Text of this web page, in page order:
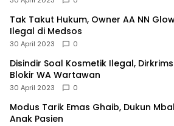
Tak Takut Hukum, Owner AA NN
Ilegal di Medsos
30 April 2023 0
Disindir Soal Kosmetik Ilegal,
Blokir WA Wartawan
30 April 2023 0
Modus Tarik Emas Ghaib, Dukun
Anak Pasien